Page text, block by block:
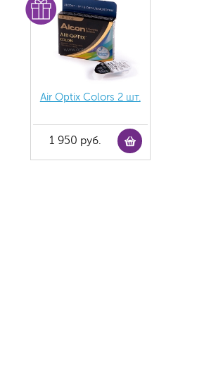
Air Optix Colors 2 шт.
1 950 руб.